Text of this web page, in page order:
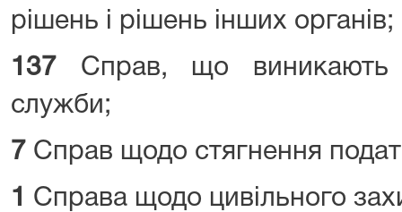
рішень і рішень інших органів;
137 Справ, що виникають
служби;
7 Справ щодо стягнення
1
Справа щодо цивільного